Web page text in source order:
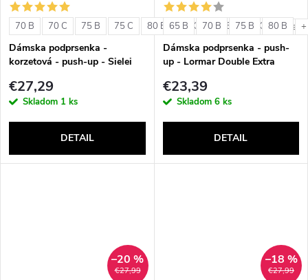
70 B 70 C 75 B 75 C 80 B 80 C 85 B 85 C +
Dámska podprsenka -
korzetová - push-up - Sielei
€27,29
Skladom 1 ks
DETAIL
65 B 70 B 75 B 80 B
Dámska podprsenka - push-
up - Lormar Double Extra
€23,39
Skladom 6 ks
DETAIL
€27,99
–20 %
€27,99
–18 %